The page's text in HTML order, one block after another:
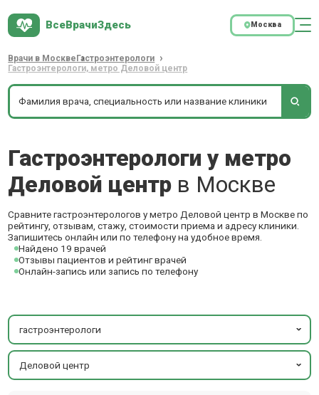
ВсеВрачиЗдесь Москва
Врачи в Москве Гастроэнтерологи
Гастроэнтерологи, метро Деловой центр
Гастроэнтерологи у метро
Деловой центр в Москве
Сравните гастроэнтерологов у метро Деловой центр в Москве по
рейтингу, отзывам, стажу, стоимости приема и адресу клиники.
Запишитесь онлайн или по телефону на удобное время.
Найдено 19 врачей
Отзывы пациентов и рейтинг врачей
Онлайн-запись или запись по телефону
гастроэнтерологи
Деловой центр